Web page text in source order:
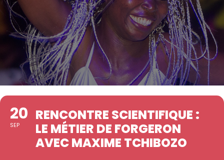
20
SEP
RENCONTRE SCIENTIFIQUE :
LE MÉTIER DE FORGERON
AVEC MAXIME TCHIBOZO